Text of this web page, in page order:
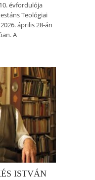
évfordulója
Teológiai
április 28-án
A
ISTVÁN